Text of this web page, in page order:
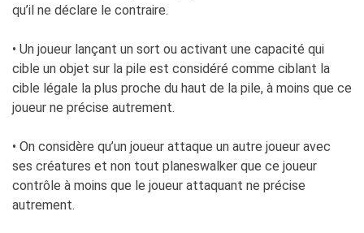
qu’il ne déclare le contraire.
• Un joueur lançant un sort ou activant une capacité qui
cible un objet sur la pile est considéré comme ciblant la
cible légale la plus proche du haut de la pile, à moins que ce
joueur ne précise autrement.
• On considère qu’un joueur attaque un autre joueur avec
ses créatures et non tout planeswalker que ce joueur
contrôle à moins que le joueur attaquant ne précise
autrement.